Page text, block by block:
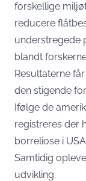
forskellige
reducere
understregede
blandt
Resultaterne
den stigende
Ifølge de
registreres der
borreliose i
Samtidig
udvikling.